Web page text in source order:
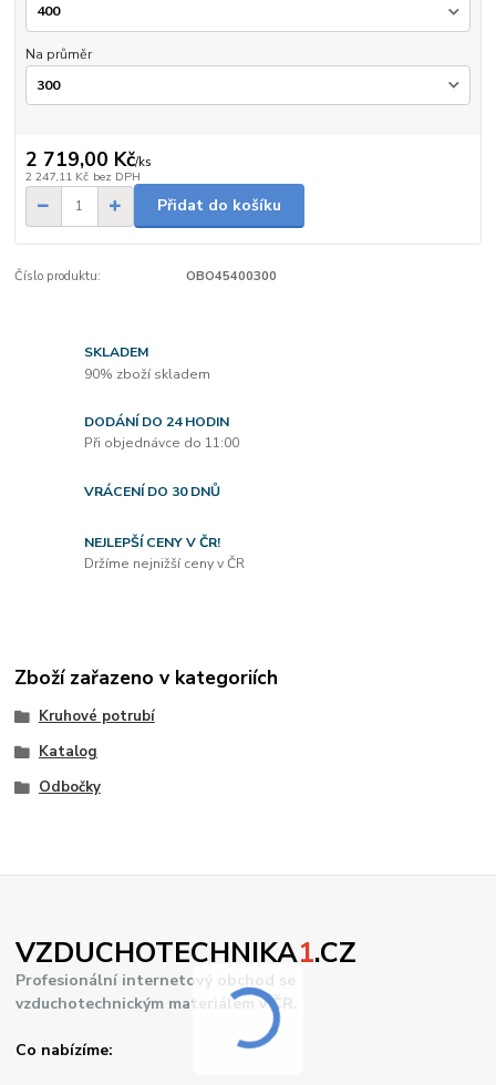
Na průměr
2 719,00 Kč/ks
2 247,11 Kč bez DPH
Přidat do košíku
Číslo produktu: OBO45400300
SKLADEM
90% zboží skladem
DODÁNÍ DO 24 HODIN
Při objednávce do 11:00
VRÁCENÍ DO 30 DNŮ
NEJLEPŠÍ CENY V ČR!
Držíme nejnižší ceny v ČR
Zboží zařazeno v kategoriích
Kruhové potrubí
Katalog
Odbočky
VZDUCHOTECHNIKA1.CZ
Profesionální internetový obchod se
vzduchotechnickým materiálem v ČR.
Co nabízíme: